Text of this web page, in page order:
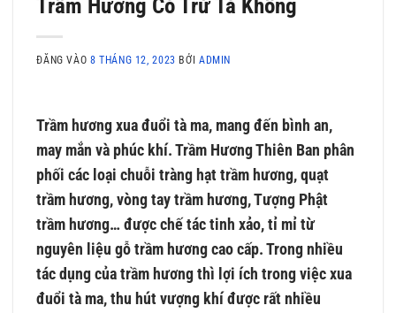
Trầm Hương Có Trừ Tà Không
ĐĂNG VÀO 8 THÁNG 12, 2023 BỞI ADMIN
Trầm hương xua đuổi tà ma, mang đến bình an,
may mắn và phúc khí. Trầm Hương Thiên Ban phân
phối các loại chuỗi tràng hạt trầm hương, quạt
trầm hương, vòng tay trầm hương, Tượng Phật
trầm hương… được chế tác tinh xảo, tỉ mỉ từ
nguyên liệu gỗ trầm hương cao cấp. Trong nhiều
tác dụng của trầm hương thì lợi ích trong việc xua
đuổi tà ma, thu hút vượng khí được rất nhiều